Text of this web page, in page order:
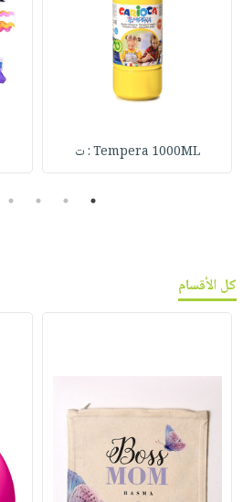
Tempera 1000ML : ت
1
2
3
4
كل الأقسام